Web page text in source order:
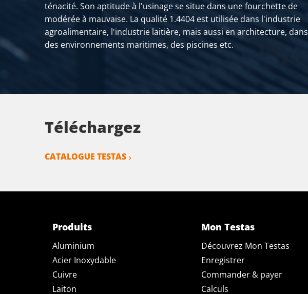
ténacité. Son aptitude à l'usinage se situe dans une fourchette de
modérée à mauvaise. La qualité 1.4404 est utilisée dans l'industrie
agroalimentaire, l'industrie laitière, mais aussi en architecture, dans
des environnements maritimes, des piscines etc.
Téléchargez
CATALOGUE TESTAS
Produits
Aluminium
Acier Inoxydable
Cuivre
Laiton
Mon Testas
Découvrez Mon Testas
Enregistrer
Commander & payer
Calculs